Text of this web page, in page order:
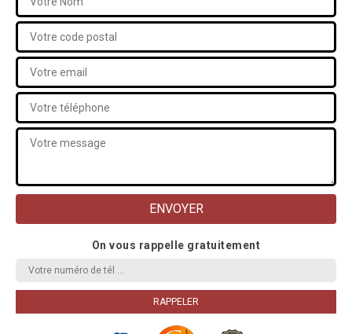
On vous rappelle gratuitement